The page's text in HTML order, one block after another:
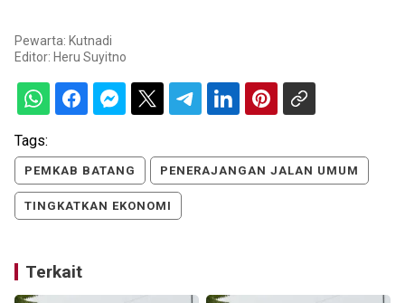
Pewarta: Kutnadi
Editor: Heru Suyitno
Tags:
PEMKAB BATANG PENERAJANGAN JALAN UMUM
TINGKATKAN EKONOMI
Terkait